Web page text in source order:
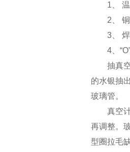
1、 温
2、 铜
3、 焊
4、“O”
抽真空
的水银抽
玻璃管。
真空计
再调整。
型圈拉毛